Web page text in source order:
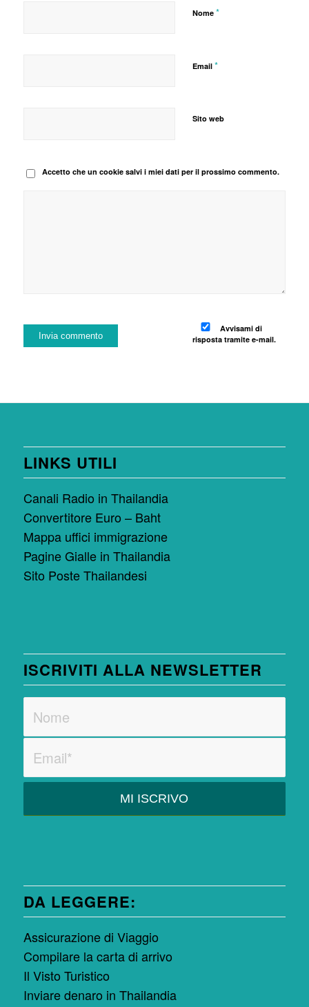
Nome *
Email *
Sito web
Accetto che un cookie salvi i miei dati per il prossimo commento.
Avvisami di
risposta tramite e-mail.
LINKS UTILI
Canali Radio in Thailandia
Convertitore Euro – Baht
Mappa uffici immigrazione
Pagine Gialle in Thailandia
Sito Poste Thailandesi
ISCRIVITI ALLA NEWSLETTER
DA LEGGERE:
Assicurazione di Viaggio
Compilare la carta di arrivo
Il Visto Turistico
Inviare denaro in Thailandia